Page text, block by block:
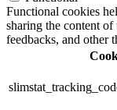
Functional cookies
sharing the content
feedbacks, and other